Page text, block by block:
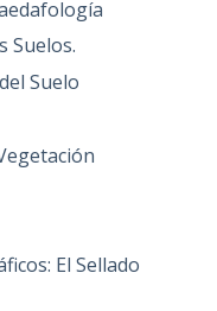
Suelos.
Suelo
El Sellado